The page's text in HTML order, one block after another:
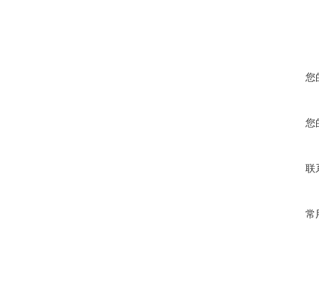
您
您
联
常